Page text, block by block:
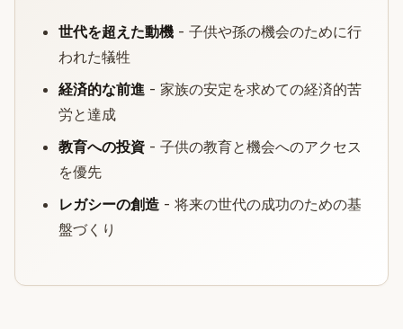
世代を超えた動機 - 子供や孫の機会のために行
われた犠牲
経済的な前進 - 家族の安定を求めての経済的苦
労と達成
教育への投資 - 子供の教育と機会へのアクセス
を優先
レガシーの創造 - 将来の世代の成功のための基
盤づくり